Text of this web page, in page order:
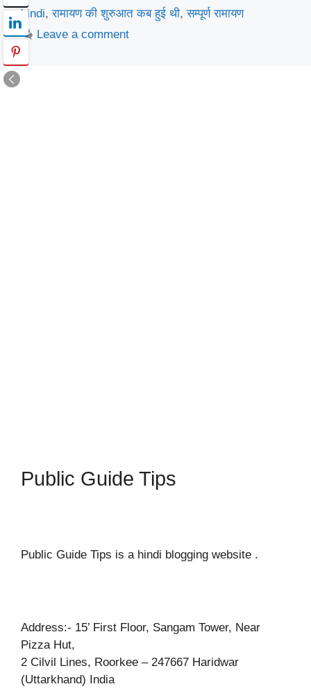
hindi,रामायण की शुरुआत कब हुई थी,सम्पूर्ण रामायण
Leave a comment
Public Guide Tips
Public Guide Tips is a hindi blogging website .
Address:- 15’ First Floor, Sangam Tower, Near
Pizza Hut,
2 Cilvil Lines, Roorkee – 247667 Haridwar
(Uttarkhand) India